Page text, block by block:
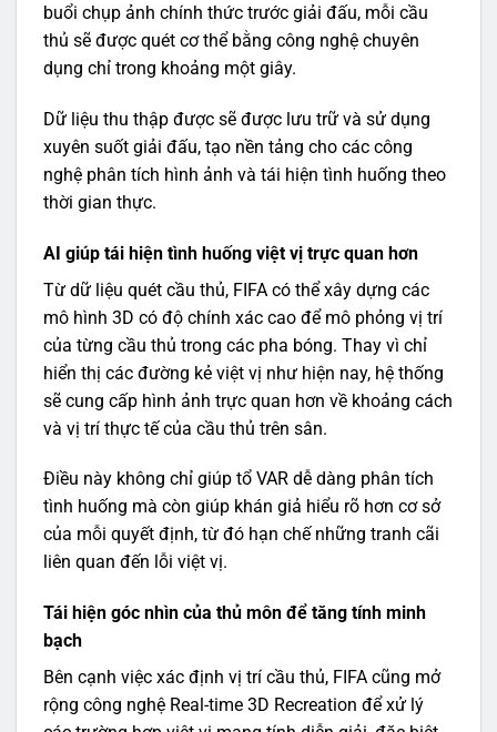
buổi chụp ảnh chính thức trước giải đấu, mỗi cầu
thủ sẽ được quét cơ thể bằng công nghệ chuyên
dụng chỉ trong khoảng một giây.
Dữ liệu thu thập được sẽ được lưu trữ và sử dụng
xuyên suốt giải đấu, tạo nền tảng cho các công
nghệ phân tích hình ảnh và tái hiện tình huống theo
thời gian thực.
AI giúp tái hiện tình huống việt vị trực quan hơn
Từ dữ liệu quét cầu thủ, FIFA có thể xây dựng các
mô hình 3D có độ chính xác cao để mô phỏng vị trí
của từng cầu thủ trong các pha bóng. Thay vì chỉ
hiển thị các đường kẻ việt vị như hiện nay, hệ thống
sẽ cung cấp hình ảnh trực quan hơn về khoảng cách
và vị trí thực tế của cầu thủ trên sân.
Điều này không chỉ giúp tổ VAR dễ dàng phân tích
tình huống mà còn giúp khán giả hiểu rõ hơn cơ sở
của mỗi quyết định, từ đó hạn chế những tranh cãi
liên quan đến lỗi việt vị.
Tái hiện góc nhìn của thủ môn để tăng tính minh
bạch
Bên cạnh việc xác định vị trí cầu thủ, FIFA cũng mở
rộng công nghệ Real-time 3D Recreation để xử lý